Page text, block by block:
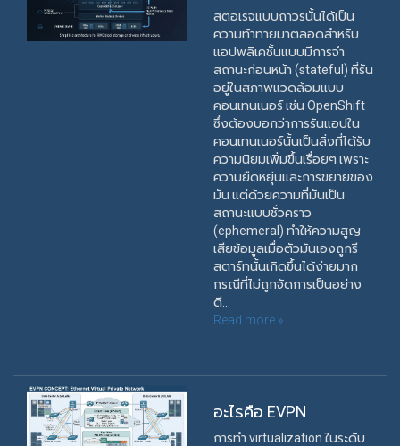
สตอเรจแบบถาวรนั้นได้เป็น
ความท้าทายมาตลอดสำหรับ
แอปพลิเคชั้นแบบมีการจำ
สถานะก่อนหน้า (stateful) ที่รัน
อยู่ในสภาพแวดล้อมแบบ
คอนเทนเนอร์ เช่น OpenShift
ซึ่งต้องบอกว่าการรันแอปใน
คอนเทนเนอร์นั้นเป็นสิ่งที่ได้รับ
ความนิยมเพิ่มขึ้นเรื่อยๆ เพราะ
ความยืดหยุ่นและการขยายของ
มัน แต่ด้วยความที่มันเป็น
สถานะแบบชั่วคราว
(ephemeral) ทำให้ความสูญ
เสียข้อมูลเมื่อตัวมันเองถูกรี
สตาร์ทนั้นเกิดขึ้นได้ง่ายมาก
กรณีที่ไม่ถูกจัดการเป็นอย่าง
ดี...
Read more »
อะไรคือ EVPN
การทำ virtualization ในระดับ